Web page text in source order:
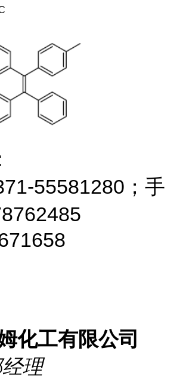
55581280；手
化工有限公司
理